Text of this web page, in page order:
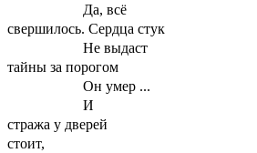
Да, всё
свершилось. Сердца стук
Не выдаст
тайны за порогом
Он умер ...
И
стража у дверей
стоит,